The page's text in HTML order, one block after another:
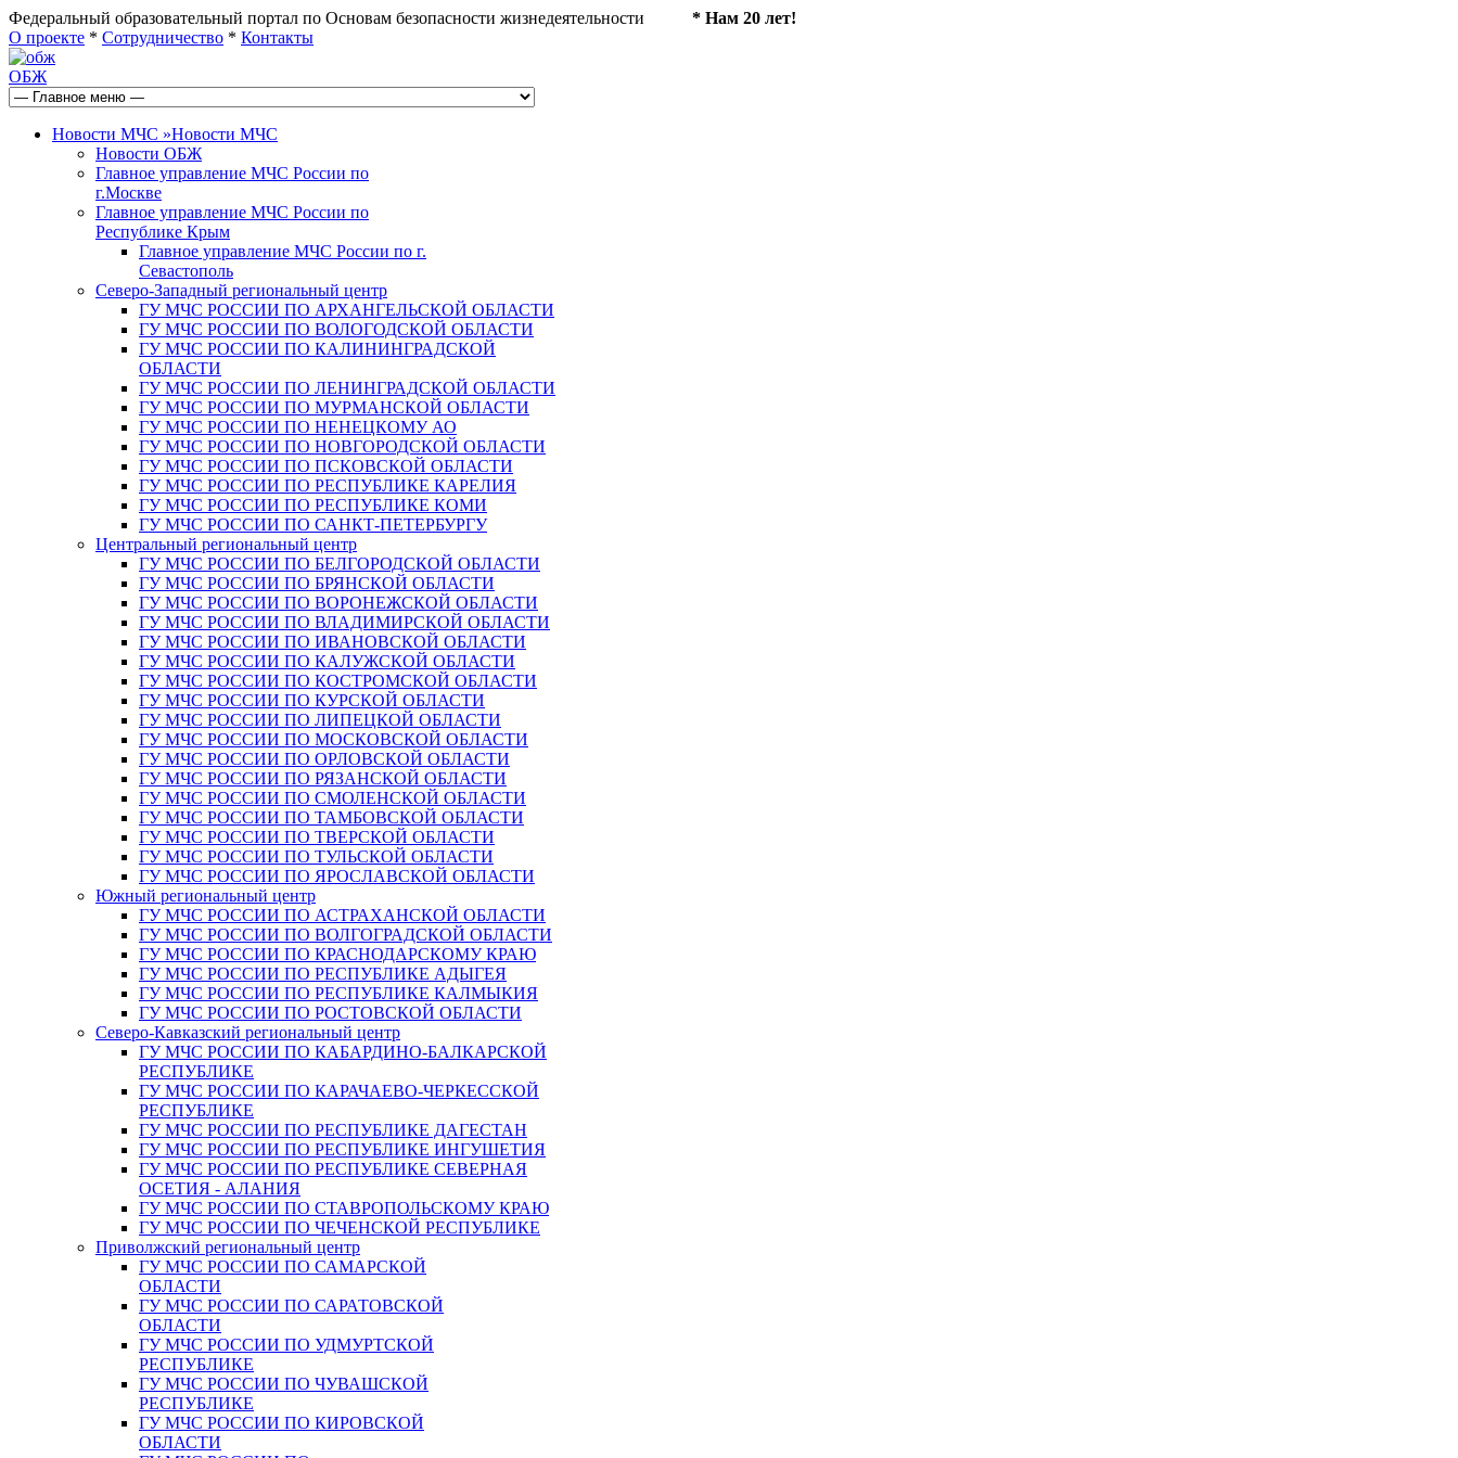
Федеральный образовательный портал по Основам безопасности жизнедеятельности * Нам 20 лет!
О проекте * Сотрудничество * Контакты
ОБЖ
Новости МЧС »Новости МЧС
Новости ОБЖ
Главное управление МЧС России по
г.Москве
Главное управление МЧС России по
Республике Крым
Главное управление МЧС России по г.
Севастополь
Северо-Западный региональный центр
ГУ МЧС РОССИИ ПО АРХАНГЕЛЬСКОЙ ОБЛАСТИ
ГУ МЧС РОССИИ ПО ВОЛОГОДСКОЙ ОБЛАСТИ
ГУ МЧС РОССИИ ПО КАЛИНИНГРАДСКОЙ
ОБЛАСТИ
ГУ МЧС РОССИИ ПО ЛЕНИНГРАДСКОЙ ОБЛАСТИ
ГУ МЧС РОССИИ ПО МУРМАНСКОЙ ОБЛАСТИ
ГУ МЧС РОССИИ ПО НЕНЕЦКОМУ АО
ГУ МЧС РОССИИ ПО НОВГОРОДСКОЙ ОБЛАСТИ
ГУ МЧС РОССИИ ПО ПСКОВСКОЙ ОБЛАСТИ
ГУ МЧС РОССИИ ПО РЕСПУБЛИКЕ КАРЕЛИЯ
ГУ МЧС РОССИИ ПО РЕСПУБЛИКЕ КОМИ
ГУ МЧС РОССИИ ПО САНКТ-ПЕТЕРБУРГУ
Центральный региональный центр
ГУ МЧС РОССИИ ПО БЕЛГОРОДСКОЙ ОБЛАСТИ
ГУ МЧС РОССИИ ПО БРЯНСКОЙ ОБЛАСТИ
ГУ МЧС РОССИИ ПО ВОРОНЕЖСКОЙ ОБЛАСТИ
ГУ МЧС РОССИИ ПО ВЛАДИМИРСКОЙ ОБЛАСТИ
ГУ МЧС РОССИИ ПО ИВАНОВСКОЙ ОБЛАСТИ
ГУ МЧС РОССИИ ПО КАЛУЖСКОЙ ОБЛАСТИ
ГУ МЧС РОССИИ ПО КОСТРОМСКОЙ ОБЛАСТИ
ГУ МЧС РОССИИ ПО КУРСКОЙ ОБЛАСТИ
ГУ МЧС РОССИИ ПО ЛИПЕЦКОЙ ОБЛАСТИ
ГУ МЧС РОССИИ ПО МОСКОВСКОЙ ОБЛАСТИ
ГУ МЧС РОССИИ ПО ОРЛОВСКОЙ ОБЛАСТИ
ГУ МЧС РОССИИ ПО РЯЗАНСКОЙ ОБЛАСТИ
ГУ МЧС РОССИИ ПО СМОЛЕНСКОЙ ОБЛАСТИ
ГУ МЧС РОССИИ ПО ТАМБОВСКОЙ ОБЛАСТИ
ГУ МЧС РОССИИ ПО ТВЕРСКОЙ ОБЛАСТИ
ГУ МЧС РОССИИ ПО ТУЛЬСКОЙ ОБЛАСТИ
ГУ МЧС РОССИИ ПО ЯРОСЛАВСКОЙ ОБЛАСТИ
Южный региональный центр
ГУ МЧС РОССИИ ПО АСТРАХАНСКОЙ ОБЛАСТИ
ГУ МЧС РОССИИ ПО ВОЛГОГРАДСКОЙ ОБЛАСТИ
ГУ МЧС РОССИИ ПО КРАСНОДАРСКОМУ КРАЮ
ГУ МЧС РОССИИ ПО РЕСПУБЛИКЕ АДЫГЕЯ
ГУ МЧС РОССИИ ПО РЕСПУБЛИКЕ КАЛМЫКИЯ
ГУ МЧС РОССИИ ПО РОСТОВСКОЙ ОБЛАСТИ
Северо-Кавказский региональный центр
ГУ МЧС РОССИИ ПО КАБАРДИНО-БАЛКАРСКОЙ
РЕСПУБЛИКЕ
ГУ МЧС РОССИИ ПО КАРАЧАЕВО-ЧЕРКЕССКОЙ
РЕСПУБЛИКЕ
ГУ МЧС РОССИИ ПО РЕСПУБЛИКЕ ДАГЕСТАН
ГУ МЧС РОССИИ ПО РЕСПУБЛИКЕ ИНГУШЕТИЯ
ГУ МЧС РОССИИ ПО РЕСПУБЛИКЕ СЕВЕРНАЯ
ОСЕТИЯ - АЛАНИЯ
ГУ МЧС РОССИИ ПО СТАВРОПОЛЬСКОМУ КРАЮ
ГУ МЧС РОССИИ ПО ЧЕЧЕНСКОЙ РЕСПУБЛИКЕ
Приволжский региональный центр
ГУ МЧС РОССИИ ПО САМАРСКОЙ
ОБЛАСТИ
ГУ МЧС РОССИИ ПО САРАТОВСКОЙ
ОБЛАСТИ
ГУ МЧС РОССИИ ПО УДМУРТСКОЙ
РЕСПУБЛИКЕ
ГУ МЧС РОССИИ ПО ЧУВАШСКОЙ
РЕСПУБЛИКЕ
ГУ МЧС РОССИИ ПО КИРОВСКОЙ
ОБЛАСТИ